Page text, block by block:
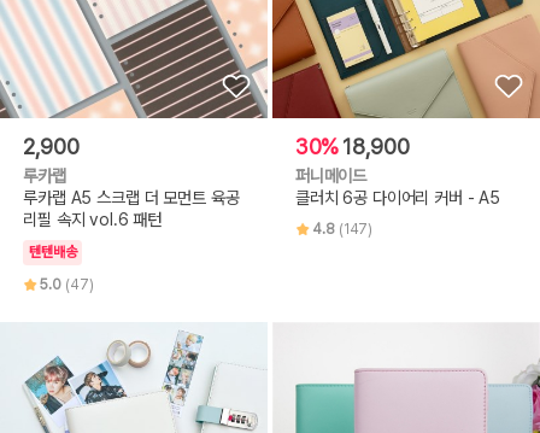
2,900
루카랩
루카랩 A5 스크랩 더 모먼트 육공
리필 속지 vol.6 패턴
텐텐배송
5.0 (47)
30%18,900
퍼니메이드
클러치 6공 다이어리 커버 - A5
4.8 (147)